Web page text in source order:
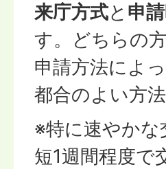
来庁方式と 申
す。どちらの
申請方法によ
都合のよい方
※特に速やかな
短1週間程度で